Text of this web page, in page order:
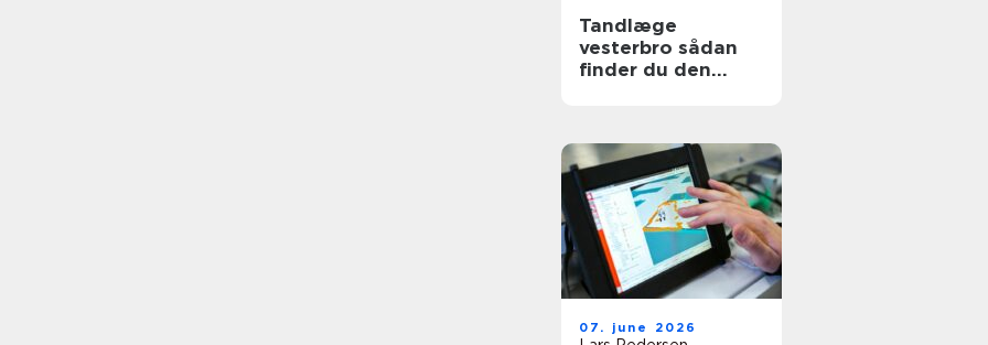
Tandlæge
vesterbro sådan
finder du den
07. june 2026